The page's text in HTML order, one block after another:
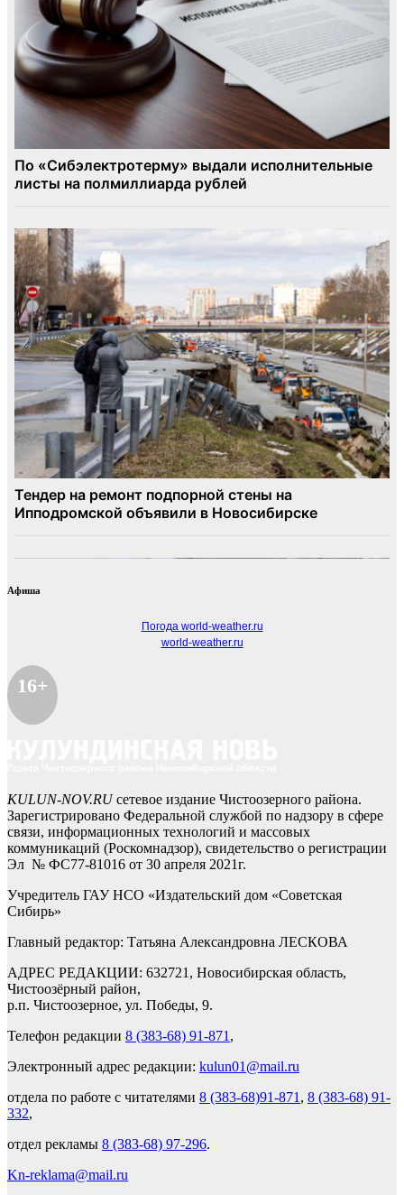
Афиша
Погода world-weather.ru
world-weather.ru
16+
KULUN-NOV.RUсетевое издание Чистоозерного района.
Зарегистрировано Федеральной службой по надзору в сфере
связи, информационных технологий и массовых
коммуникаций (Роскомнадзор), свидетельство о регистрации
Эл № ФС77-81016 от 30 апреля 2021г.
Учредитель ГАУ НСО «Издательский дом «Советская
Сибирь»
Главный редактор: Татьяна Александровна ЛЕСКОВА
АДРЕС РЕДАКЦИИ: 632721, Новосибирская область,
Чистоозёрный район,
р.п. Чистоозерное, ул. Победы, 9.
Телефон редакции 8 (383-68) 91-871 ,
Электронный адрес редакции: kulun01@mail.ru
отдела по работе с читателями 8 (383-68)91-871 , 8 (383-68) 91-
332,
отдел рекламы 8 (383-68) 97-296.
Kn-reklama@mail.ru